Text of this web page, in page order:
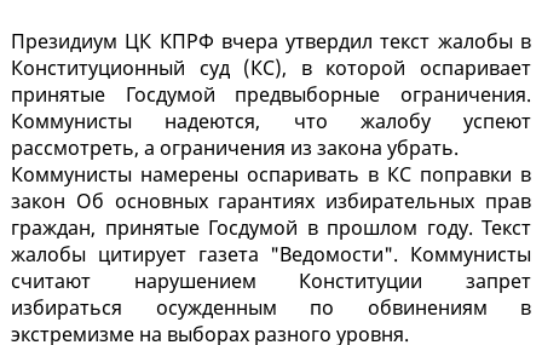
Президиум ЦК КПРФ вчера утвердил текст жалобы в
Конституционный суд (КС), в которой оспаривает
принятые Госдумой предвыборные ограничения.
Коммунисты надеются, что жалобу успеют
рассмотреть, а ограничения из закона убрать.
Коммунисты намерены оспаривать в КС поправки в
закон Об основных гарантиях избирательных прав
граждан, принятые Госдумой в прошлом году. Текст
жалобы цитирует газета "Ведомости". Коммунисты
считают нарушением Конституции запрет
избираться осужденным по обвинениям в
экстремизме на выборах разного уровня.